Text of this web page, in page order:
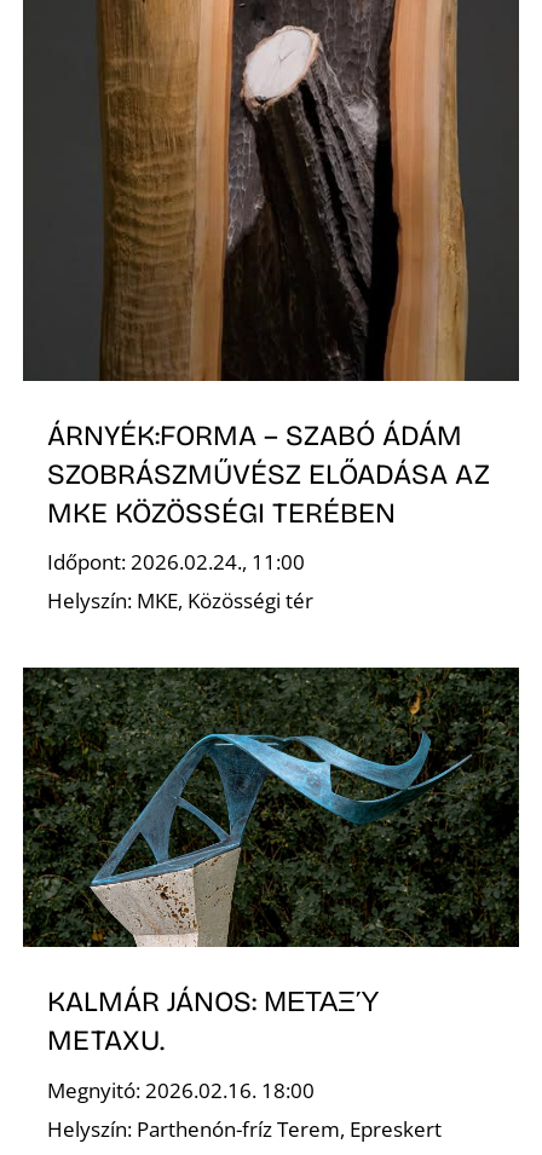
ÁRNYÉK:FORMA – SZABÓ ÁDÁM
SZOBRÁSZMŰVÉSZ ELŐADÁSA AZ
MKE KÖZÖSSÉGI TERÉBEN
Időpont: 2026.02.24., 11:00
Helyszín: MKE, Közösségi tér
KALMÁR JÁNOS: ΜΕΤΑΞΎ
METAXU.
Megnyitó: 2026.02.16. 18:00
Helyszín: Parthenón-fríz Terem, Epreskert